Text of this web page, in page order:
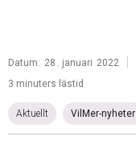
Datum: 28 . januari 2022
3 minuters lästid
Aktuellt VilMer-nyheter